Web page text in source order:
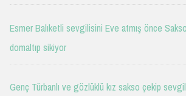
Esmer Balıketli sevgilisini Eve atmış önce
domaltıp sikiyor
Genç Türbanlı ve gözlüklü kız sakso çekip